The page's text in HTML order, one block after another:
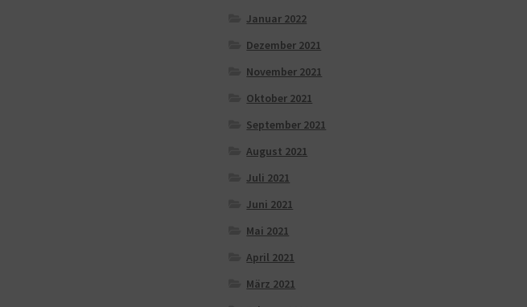
Januar 2022
Dezember 2021
November 2021
Oktober 2021
September 2021
August 2021
Juli 2021
Juni 2021
Mai 2021
April 2021
März 2021